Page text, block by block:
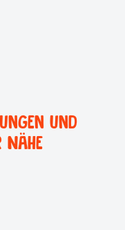
und